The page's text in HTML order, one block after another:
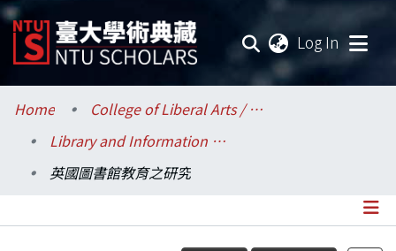
Log In
Communities & Collections
Research Outputs
Home
College of Liberal Arts / 文學院
Library and Information Science / 圖書資訊學系
英國圖書館教育之研究
Details